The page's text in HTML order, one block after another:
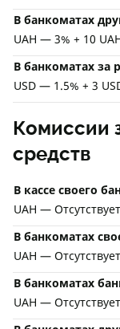
В банкоматах
UAH — 3% + 10
В банкоматах за
USD — 1.5% + 3
Комиссии
средств
В кассе своего
UAH — Отсутствует
В банкоматах
UAH — Отсутствует
В банкоматах
UAH — Отсутствует